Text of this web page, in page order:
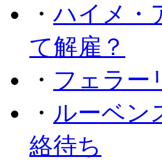
・ハイメ・
て解雇？
・ フェラー
・ ルーベン
絡待ち